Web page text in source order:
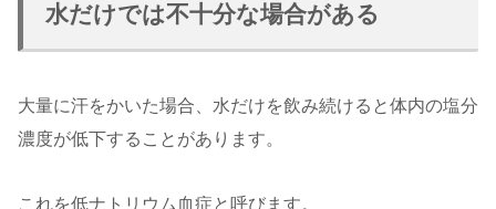
水だけでは不十分な場合がある
大量に汗をかいた場合、水だけを飲み続けると体内の塩分
濃度が低下することがあります。
これを低ナトリウム血症と呼びます。